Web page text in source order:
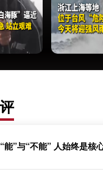
能”与“不能” 人始终是核